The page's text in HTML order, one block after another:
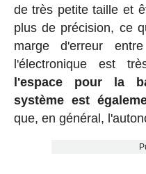
de très petite taille et
plus de précision, ce
marge d'erreur
l'électronique est
l'espace pour la
système est
que, en général,